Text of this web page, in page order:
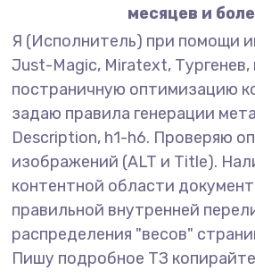
месяцев и
Я (Исполнитель) при помощи
Just-Magic, Miratext,
постраничную оптимизацию
задаю правила генерации
Description, h1-h6. Проверяю
изображений (ALT и Title).
контентной области
правильной внутренней
распределения "весов"
Пишу подробное ТЗ